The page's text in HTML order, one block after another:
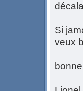
Si
veux